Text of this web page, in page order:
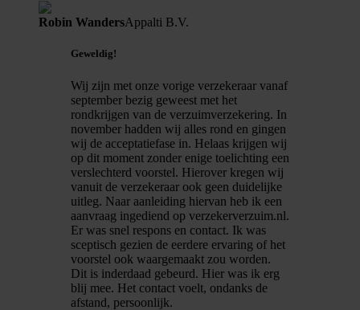
Robin WandersAppalti B.V.
Geweldig!
Wij zijn met onze vorige verzekeraar vanaf
september bezig geweest met het
rondkrijgen van de verzuimverzekering. In
november hadden wij alles rond en gingen
wij de acceptatiefase in. Helaas krijgen wij
op dit moment zonder enige toelichting een
verslechterd voorstel. Hierover kregen wij
vanuit de verzekeraar ook geen duidelijke
uitleg. Naar aanleiding hiervan heb ik een
aanvraag ingediend op verzekerverzuim.nl.
Er was snel respons en contact. Ik was
sceptisch gezien de eerdere ervaring of het
voorstel ook waargemaakt zou worden.
Dit is inderdaad gebeurd. Hier was ik erg
blij mee. Het contact voelt, ondanks de
afstand, persoonlijk.